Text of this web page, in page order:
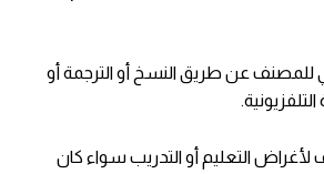
للمصنف عن طريق النسخ أو الترجمة أو
التعليم أو التدريب سواء كان